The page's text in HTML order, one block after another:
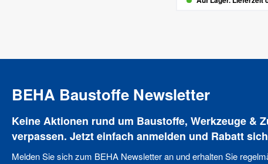
BEHA Baustoffe Newsletter
Keine Aktionen rund um Baustoffe, Werkzeuge &
verpassen. Jetzt einfach anmelden und Rabatt
Melden Sie sich zum BEHA Newsletter an und erhalten Sie